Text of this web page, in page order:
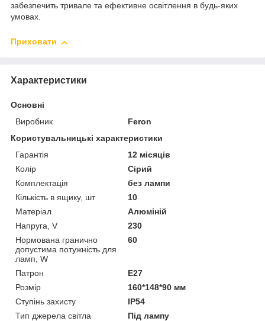
забезпечить тривале та ефективне освітлення в будь-яких
умовах.
Приховати
Характеристики
Основні
Виробник
Feron
Користувальницькі характеристики
Гарантія
12 місяців
Колір
Сірий
Комплектація
без лампи
Кількість в ящику, шт
10
Матеріал
Алюміній
Напруга, V
230
Нормована гранично
допустима потужність для
ламп, W
60
Патрон
Е27
Розмір
160*148*90 мм
Ступінь захисту
IP54
Тип джерела світла
Під лампу